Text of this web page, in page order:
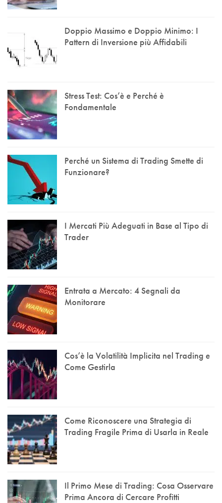
Doppio Massimo e Doppio Minimo: I
Pattern di Inversione più Affidabili
Stress Test: Cos’è e Perché è
Fondamentale
Perché un Sistema di Trading Smette di
Funzionare?
I Mercati Più Adeguati in Base al Tipo di
Trader
Entrata a Mercato: 4 Segnali da
Monitorare
Cos’è la Volatilità Implicita nel Trading e
Come Gestirla
Come Riconoscere una Strategia di
Trading Fragile Prima di Usarla in Reale
Il Primo Mese di Trading: Cosa Osservare
Prima Ancora di Cercare Profitti